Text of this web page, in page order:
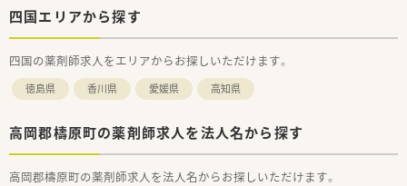
四国エリアから探す
四国の薬剤師求人をエリアからお探しいただけます。
徳島県 香川県 愛媛県 高知県
高岡郡檮原町の薬剤師求人を法人名から探す
高岡郡檮原町の薬剤師求人を法人名からお探しいただけます。